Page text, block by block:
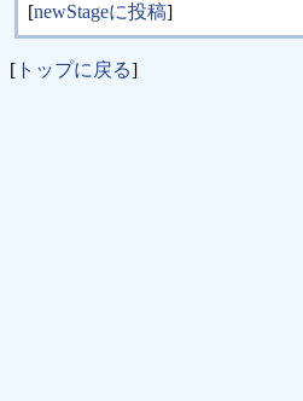
[newStageに投稿]
[ トップに戻る]